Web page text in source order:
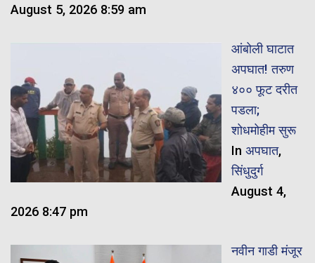
August 5, 2026 8:59 am
आंबोली घाटात
अपघात! तरुण
४०० फूट दरीत
पडला;
शोधमोहीम सुरू
In अपघात,
सिंधुदुर्ग
August 4,
2026 8:47 pm
नवीन गाडी मंजूर